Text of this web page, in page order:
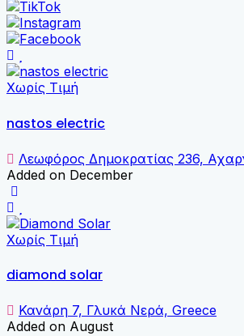
Χωρίς Τιμή
nastos electric
Λεωφόρος Δημοκρατίας 236,
Added on December
Χωρίς Τιμή
diamond solar
Κανάρη 7, Γλυκά Νερά, Greece
Added on August